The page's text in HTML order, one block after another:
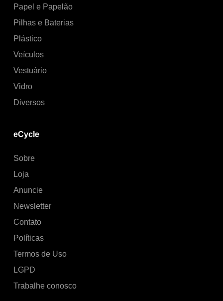
Papel e Papelão
Pilhas e Baterias
Plástico
Veículos
Vestuário
Vidro
Diversos
eCycle
Sobre
Loja
Anuncie
Newsletter
Contato
Políticas
Termos de Uso
LGPD
Trabalhe conosco